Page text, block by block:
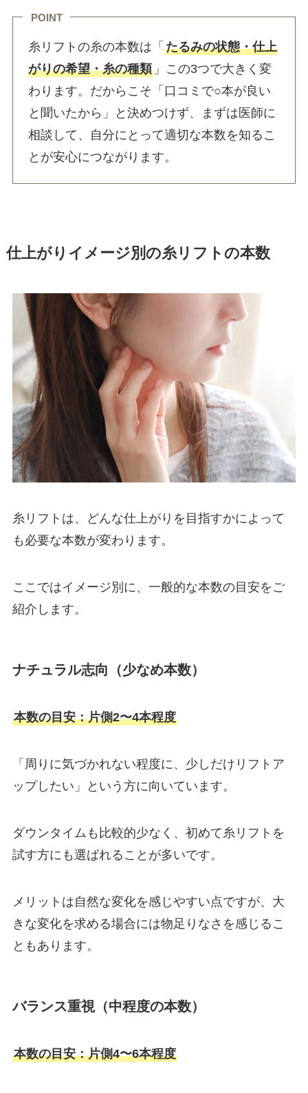
POINT
糸リフトの糸の本数は「たるみの状態・仕上
がりの希望・糸の種類 」この3つで大きく変
わります。だからこそ「口コミで○本が良い
と聞いたから」と決めつけず、まずは医師に
相談して、自分にとって適切な本数を知るこ
とが安心につながります。
仕上がりイメージ別の糸リフトの本数
糸リフトは、どんな仕上がりを目指すかによって
も必要な本数が変わります。
ここではイメージ別に、一般的な本数の目安をご
紹介します。
ナチュラル志向（少なめ本数）
本数の目安：片側2〜4本程度
「周りに気づかれない程度に、少しだけリフトア
ップしたい」という方に向いています。
ダウンタイムも比較的少なく、初めて糸リフトを
試す方にも選ばれることが多いです。
メリットは自然な変化を感じやすい点ですが、大
きな変化を求める場合には物足りなさを感じるこ
ともあります。
バランス重視（中程度の本数）
本数の目安：片側4〜6本程度